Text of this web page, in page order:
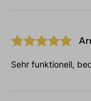
Sehr funktionell,